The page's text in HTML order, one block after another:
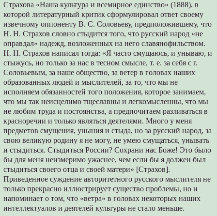
Страхова «Наша культура и всемирное единство» (1888), в
которой литературный критик сформулировал ответ своему
извечному оппоненту В. С. Соловьеву, предположившему, что
Н. Н. Страхов словно стыдится того, что русский народ «не
оправдал» надежд, возложенных на него славянофильством.
Н. Н. Страхов написал тогда: «Я часто смущаюсь, и унываю, и
стыжусь, но только за нас в тесном смысле, т. е. за себя с г.
Соловьевым, за наше общество, за ветер в головах наших
образованных людей и мыслителей, за то, что мы не
исполняем обязанностей того положения, которое занимаем,
что мы так неисцелимо тщеславны и легкомысленны, что мы
не любим труда и постоянства, а предпочитаем разливаться в
красноречии и только являться деятелями. Много у меня
предметов смущения, уныния и стыда, но за русский народ, за
свою великую родину я не могу, не умею смущаться, унывать
и стыдиться. Стыдиться России? Сохрани нас Боже! Это было
бы для меня неизмеримо ужаснее, чем если бы я должен был
стыдиться своего отца и своей матери» [Страхов].
Приведенное суждение авторитетного русского мыслителя не
только прекрасно иллюстрирует существо проблемы, но и
напоминает о том, что «ветра» в головах некоторых наших
интеллектуалов и деятелей культуры не стало меньше.